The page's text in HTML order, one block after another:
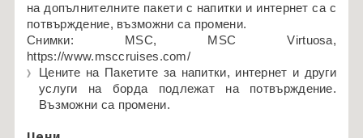
на допълнителните пакети с напитки и интернет са с
потвърждение, възможни са промени.
Снимки: MSC, MSC Virtuosa,
https://www.msccruises.com/
Цените на Пакетите за напитки, интернет и други
услуги на борда подлежат на потвърждение.
Възможни са промени.